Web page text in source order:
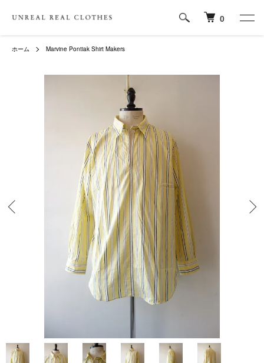
0
ホーム Marvine Pontiak Shirt Makers